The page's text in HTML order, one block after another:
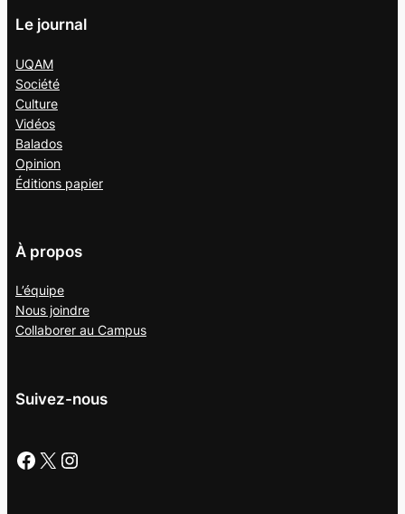
Le journal
UQAM
Société
Culture
Vidéos
Balados
Opinion
Éditions papier
À propos
L’équipe
Nous joindre
Collaborer au Campus
Suivez-nous
Facebook X Instagram